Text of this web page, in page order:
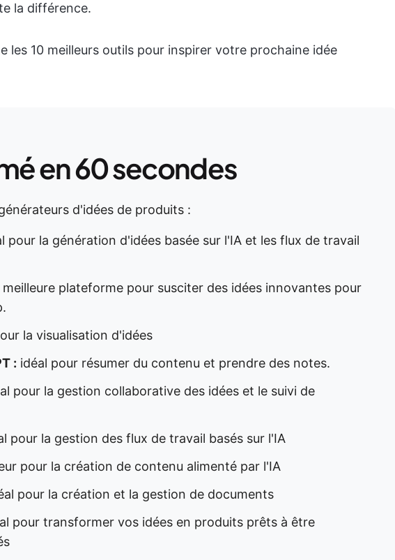
la différence.
les 10 meilleurs outils pour inspirer votre prochaine idée
en 60 secondes
d'idées de produits :
pour la génération d'idées basée sur l'IA et les flux de travail
meilleure plateforme pour susciter des idées innovantes pour
la visualisation d'idées
: idéal pour résumer du contenu et prendre des notes.
pour la gestion collaborative des idées et le suivi de
pour la gestion des flux de travail basés sur l'IA
pour la création de contenu alimenté par l'IA
pour la création et la gestion de documents
pour transformer vos idées en produits prêts à être